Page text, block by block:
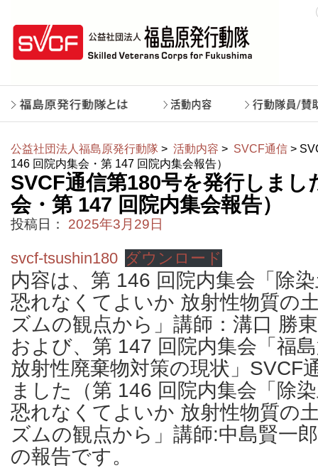
公益社団法人福島原発行動隊 > 活動内容 > SVCF通信 >
146 回院内集会・第 147 回院内集会報告）
SVCF通信第180号を発行しまし
会・第 147 回院内集会報告）
投稿日： 2025年3月29日
svcf-tsushin180 ダウンロード
内容は、第 146 回院内集会「除
恐れなくてよいか 放射性物質の
ズムの観点から」講師：溝口 勝
および、第 147 回院内集会「福
放射性廃棄物対策の現状」SVCF
ました（第 146 回院内集会「除
恐れなくてよいか 放射性物質の
ズムの観点から」講師:中島賢一
の報告です。